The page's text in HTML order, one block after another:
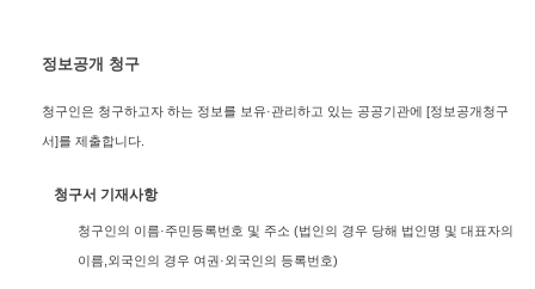
정보공개 청구
청구인은 청구하고자 하는 정보를 보유·관리하고 있는 공공기관에 [정보공개청구
서]를 제출합니다.
청구서 기재사항
청구인의 이름·주민등록번호 및 주소 (법인의 경우 당해 법인명 및 대표자의
이름,외국인의 경우 여권·외국인의 등록번호)